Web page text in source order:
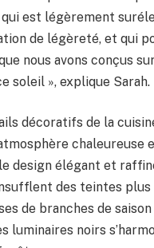
qui est légèrement
de légèreté, et qui
nous avons conçus
soleil », explique Sarah.
décoratifs de la
chaleureuse
design élégant et
des teintes plus
de branches de
luminaires noirs